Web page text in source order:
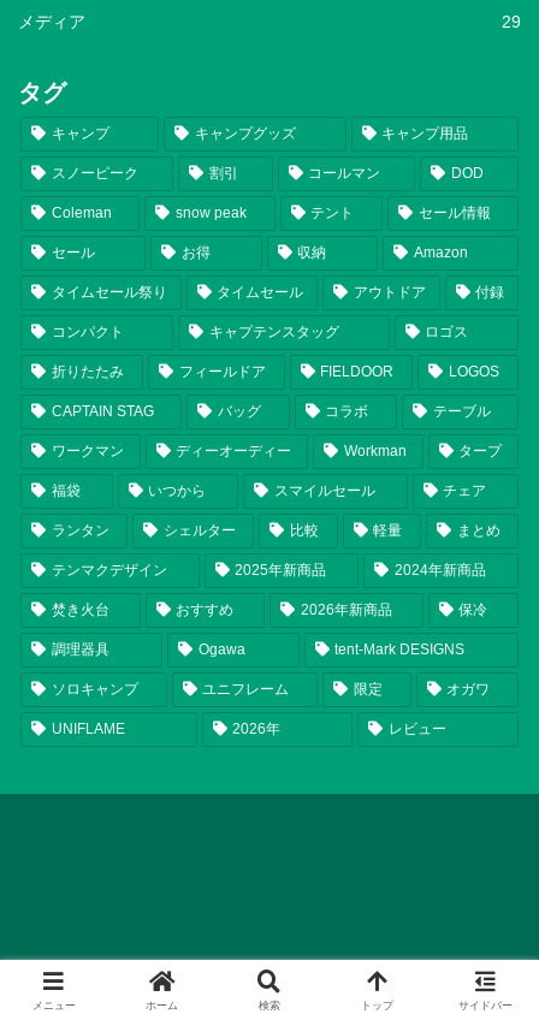
メディア 29
タグ
キャンプ キャンプグッズ キャンプ用品
スノーピーク 割引 コールマン DOD
Coleman snow peak テント セール情報
セール お得 収納 Amazon
タイムセール祭り タイムセール アウトドア 付録
コンパクト キャプテンスタッグ ロゴス
折りたたみ フィールドア FIELDOOR LOGOS
CAPTAIN STAG バッグ コラボ テーブル
ワークマン ディーオーディー Workman タープ
福袋 いつから スマイルセール チェア
ランタン シェルター 比較 軽量 まとめ
テンマクデザイン 2025年新商品 2024年新商品
焚き火台 おすすめ 2026年新商品 保冷
調理器具 Ogawa tent-Mark DESIGNS
ソロキャンプ ユニフレーム 限定 オガワ
UNIFLAME 2026年 レビュー
メニュー ホーム 検索 トップ サイドバー